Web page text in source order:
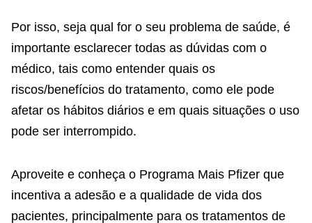
Por isso, seja qual for o seu problema de saúde, é
importante esclarecer todas as dúvidas com o
médico, tais como entender quais os
riscos/benefícios do tratamento, como ele pode
afetar os hábitos diários e em quais situações o uso
pode ser interrompido.
Aproveite e conheça o Programa Mais Pfizer que
incentiva a adesão e a qualidade de vida dos
pacientes, principalmente para os tratamentos de